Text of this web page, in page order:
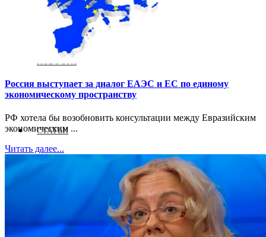
СТАТЬИ
Россия выступает за диалог ЕАЭС и ЕС по единому
экономическому пространству
РФ хотела бы возобновить консультации между Евразийским
экономическим ...
Читать далее...